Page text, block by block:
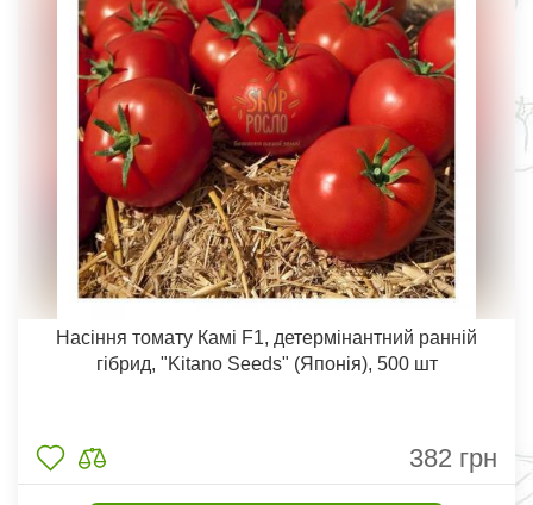
Насіння томату Камі F1, детермінантний ранній
гібрид, "Kitano Seeds" (Японія), 500 шт
382 грн